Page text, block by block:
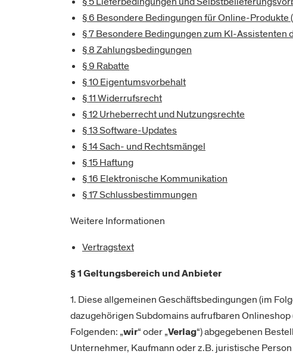
§ 6 Besondere Bedingungen für Online-Produkte
§ 7 Besondere Bedingungen zum KI-Assistenten
§ 8 Zahlungsbedingungen
§ 9 Rabatte
§ 10 Eigentumsvorbehalt
§ 11 Widerrufsrecht
§ 12 Urheberrecht und Nutzungsrechte
§ 13 Software-Updates
§ 14 Sach- und Rechtsmängel
§ 15 Haftung
§ 16 Elektronische Kommunikation
§ 17 Schlussbestimmungen
Weitere Informationen
Vertragstext
§ 1 Geltungsbereich und Anbieter
1. Diese allgemeinen Geschäftsbedingungen (im
dazugehörigen Subdomains aufrufbaren Onlineshop
Folgenden: „wir“ oder „Verlag“) abgegebenen
Unternehmer, Kaufmann oder z.B. juristische